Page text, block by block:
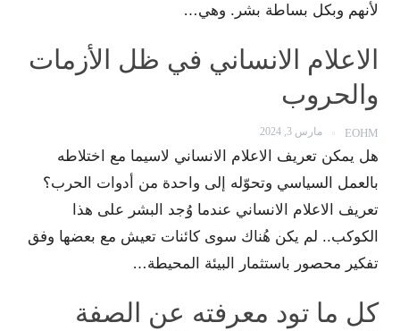
لأنهم وبكل بساطة بشر. وهي…
الاعلام الانساني في ظل الأزمات
والحروب
EOHM مارس 3, 2024
هل يمكن تعريف الاعلام الانساني لاسيما مع اختلاطه
بالعمل السياسي وتحوّله إلى واحدة من أدوات الحرب؟
تعريف الاعلام الانساني عندما وُجد البشر على هذا
الكوكب.. لم يكن هُناك سوى كائنات تعيش مع بعضها وفق
تفكير محصور باستثمار البيئة المحيطة…
كل ما تود معرفته عن الصفة